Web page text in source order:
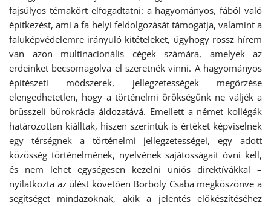
fajsúlyos témakört elfogadtatni: a hagyományos, fából való
építkezést, ami a fa helyi feldolgozását támogatja, valamint a
faluképvédelemre irányuló kitételeket, úgyhogy rossz hírem
van azon multinacionális cégek számára, amelyek az
erdeinket becsomagolva el szeretnék vinni. A hagyományos
építészeti módszerek, jellegzetességek megőrzése
elengedhetetlen, hogy a történelmi örökségünk ne váljék a
brüsszeli bürokrácia áldozatává. Emellett a német kollégák
határozottan kiálltak, hiszen szerintük is értéket képviselnek
egy térségnek a történelmi jellegzetességei, egy adott
közösség történelmének, nyelvének sajátosságait óvni kell,
és nem lehet egységesen kezelni uniós direktívákkal –
nyilatkozta az ülést követően Borboly Csaba megköszönve a
segítséget mindazoknak, akik a jelentés előkészítéséhez